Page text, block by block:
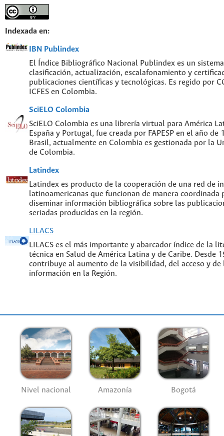
Indexada en:
IBN Publindex
El Índice Bibliográfico Nacional Publindex es un
clasificación, actualización, escalafonamiento y
publicaciones científicas y tecnológicas. Es regido por
ICFES en Colombia.
SciELO Colombia
SciELO Colombia es una librería virtual para América
España y Portugal, fue creada por FAPESP en el año de
Brasil, actualmente en Colombia es gestionada por la
de Colombia.
Latindex
Latindex es producto de la cooperación de una red de
latinoamericanas que funcionan de manera coordinada
diseminar información bibliográfica sobre las
seriadas producidas en la región.
LILACS
LILACS es el más importante y abarcador índice de la
técnica en Salud de América Latina y de Caribe. Desde
contribuye al aumento de la visibilidad, del acceso y de
información en la Región.
Nivel nacional Amazonía Bogotá